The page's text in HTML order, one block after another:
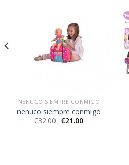
NENUCO SIEMPRE CONMIGO
nenuco siempre conmigo
€32.00 €21.00